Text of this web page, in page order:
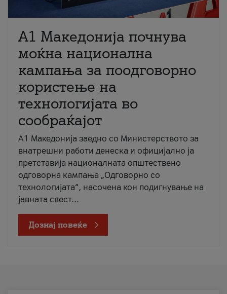
A1 Македонија почнува
моќна национална
кампања за поодговорно
користење на
технологијата во
сообраќајот
A1 Македонија заедно со Министерството за
внатрешни работи денеска и официјално ја
претставија националната општествено
одговорна кампања „Одговорно со
технологијата“, насочена кон подигнување на
јавната свест...
Дознај повеќе